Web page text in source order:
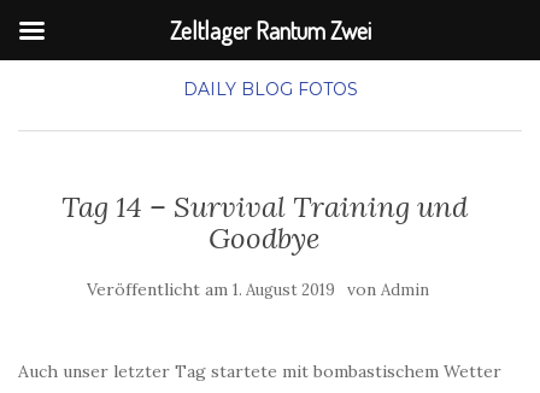
DAILY BLOG FOTOS
Tag 14 – Survival Training und
Goodbye
Veröffentlicht am 1. August 2019 von Admin
Auch unser letzter Tag startete mit bombastischem Wetter
Zeltlager Rantum Zwei